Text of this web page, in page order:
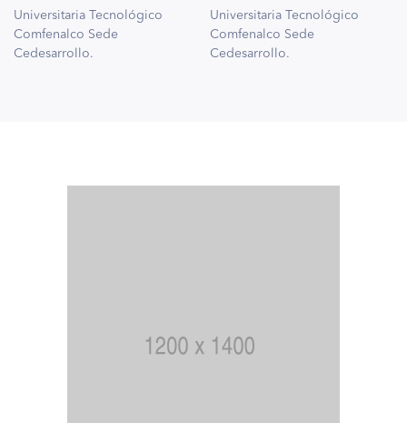
Universitaria Tecnológico
Comfenalco Sede
Cedesarrollo.
Universitaria Tecnológico
Comfenalco Sede
Cedesarrollo.